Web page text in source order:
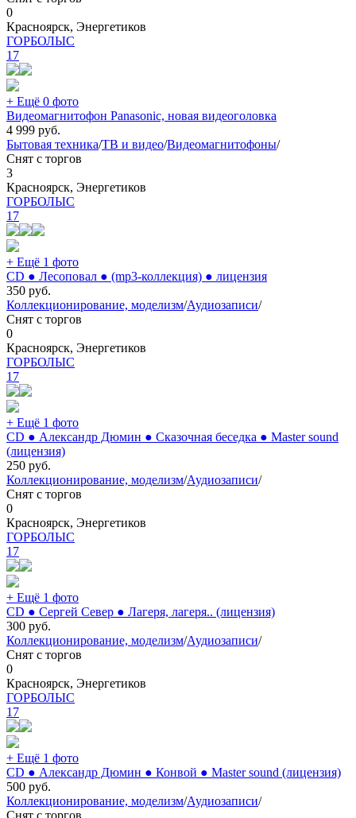
0
Красноярск, Энергетиков
ГОРБОЛЫС
17
+ Ещё 0 фото
Видеомагнитофон Panasonic, новая видеоголовка
4 999 руб.
Бытовая техника/ТВ и видео/Видеомагнитофоны/
Снят с торгов
3
Красноярск, Энергетиков
ГОРБОЛЫС
17
+ Ещё 1 фото
CD ● Лесоповал ● (mp3-коллекция) ● лицензия
350 руб.
Коллекционирование, моделизм/Аудиозаписи/
Снят с торгов
0
Красноярск, Энергетиков
ГОРБОЛЫС
17
+ Ещё 1 фото
CD ● Александр Дюмин ● Сказочная беседка ● Master sound
(лицензия)
250 руб.
Коллекционирование, моделизм/Аудиозаписи/
Снят с торгов
0
Красноярск, Энергетиков
ГОРБОЛЫС
17
+ Ещё 1 фото
CD ● Сергей Север ● Лагеря, лагеря.. (лицензия)
300 руб.
Коллекционирование, моделизм/Аудиозаписи/
Снят с торгов
0
Красноярск, Энергетиков
ГОРБОЛЫС
17
+ Ещё 1 фото
CD ● Александр Дюмин ● Конвой ● Master sound (лицензия)
500 руб.
Коллекционирование, моделизм/Аудиозаписи/
Снят с торгов